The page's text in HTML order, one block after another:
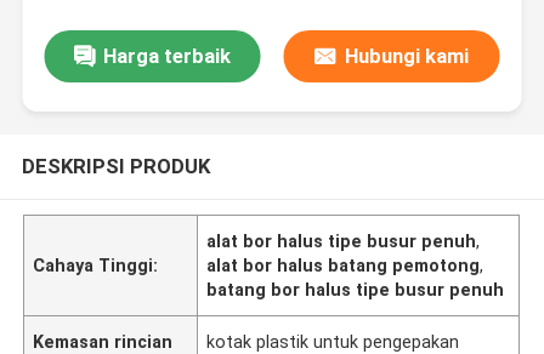
Harga terbaik Hubungi kami
DESKRIPSI PRODUK
Cahaya Tinggi:
alat bor halus tipe busur penuh,
alat bor halus batang pemotong,
batang bor halus tipe busur penuh
Kemasan rincian kotak plastik untuk pengepakan